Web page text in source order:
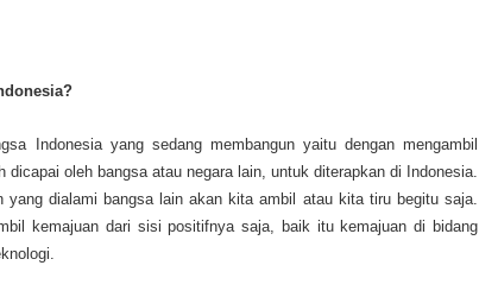
Indonesia yang sedang membangun yaitu dengan mengambil
dicapai oleh bangsa atau negara lain, untuk diterapkan di Indonesia.
yang dialami bangsa lain akan kita ambil atau kita tiru begitu saja.
kemajuan dari sisi positifnya saja, baik itu kemajuan di bidang